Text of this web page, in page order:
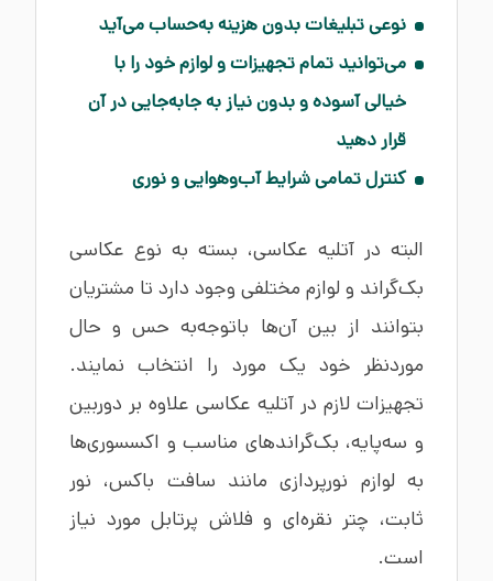
نوعی تبلیغات بدون هزینه به‌حساب می‌آید
می‌توانید تمام تجهیزات و لوازم خود را با
خیالی آسوده و بدون نیاز به جابه‌جایی در آن
قرار دهید
کنترل تمامی شرایط آب‌وهوایی و نوری
البته در آتلیه عکاسی، بسته به نوع عکاسی
بک‌گراند و لوازم مختلفی وجود دارد تا مشتریان
بتوانند از بین آن‌ها باتوجه‌به حس و حال
موردنظر خود یک مورد را انتخاب نمایند.
تجهیزات لازم در آتلیه عکاسی علاوه بر دوربین
و سه‌پایه، بک‌گراندهای مناسب و اکسسوری‌ها
به لوازم نورپردازی مانند سافت باکس، نور
ثابت، چتر نقره‌ای و فلاش پرتابل مورد نیاز
است.